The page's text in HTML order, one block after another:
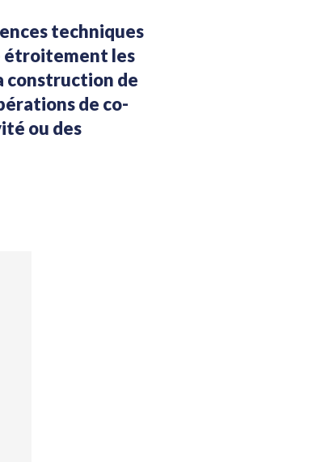
techniques
étroitement les
construction de
de co-
ou des